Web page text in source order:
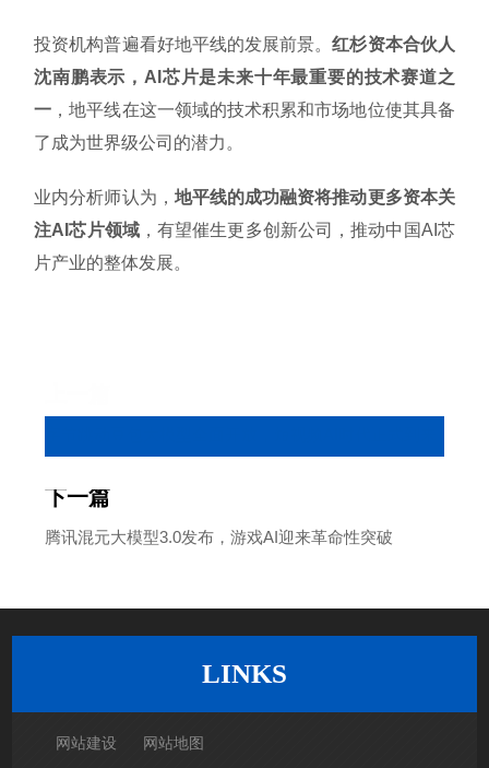
投资机构普遍看好地平线的发展前景。红杉资本合伙人
沈南鹏表示，AI芯片是未来十年最重要的技术赛道之
一 ，地平线在这一领域的技术积累和市场地位使其具备
了成为世界级公司的潜力。
业内分析师认为， 地平线的成功融资将推动更多资本关
注AI芯片领域，有望催生更多创新公司，推动中国AI芯
片产业的整体发展。
下一篇
腾讯混元大模型3.0发布，游戏AI迎来革命性突破
LINKS
网站建设 网站地图